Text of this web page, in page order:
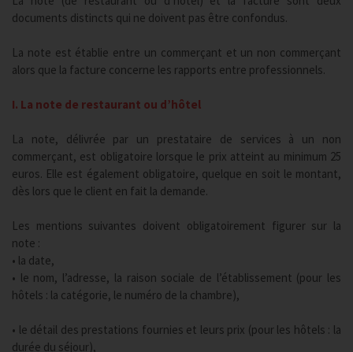
documents distincts qui ne doivent pas être confondus.
La note est établie entre un commerçant et un non commerçant
alors que la facture concerne les rapports entre professionnels.
I. La note de restaurant ou d’hôtel
La note, délivrée par un prestataire de services à un non
commerçant, est obligatoire lorsque le prix atteint au minimum 25
euros. Elle est également obligatoire, quelque en soit le montant,
dès lors que le client en fait la demande.
Les mentions suivantes doivent obligatoirement figurer sur la
note :
• la date,
• le nom, l’adresse, la raison sociale de l’établissement (pour les
hôtels : la catégorie, le numéro de la chambre),
• le détail des prestations fournies et leurs prix (pour les hôtels : la
durée du séjour),